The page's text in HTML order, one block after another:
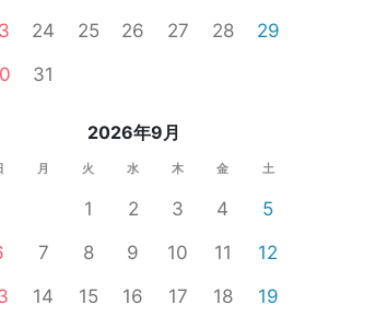
24 25 26 27 28
29
31
2026年9月
月 火 水 木 金 土
1 2 3 4
5
7 8 9 10 11
12
14 15 16 17 18
19